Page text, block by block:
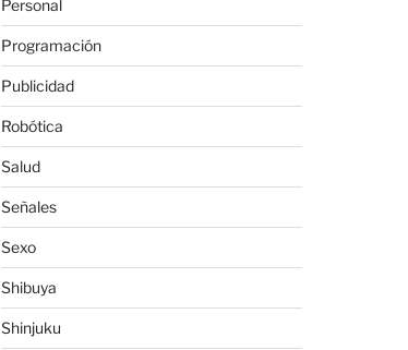
Personal
Programación
Publicidad
Robótica
Salud
Señales
Sexo
Shibuya
Shinjuku